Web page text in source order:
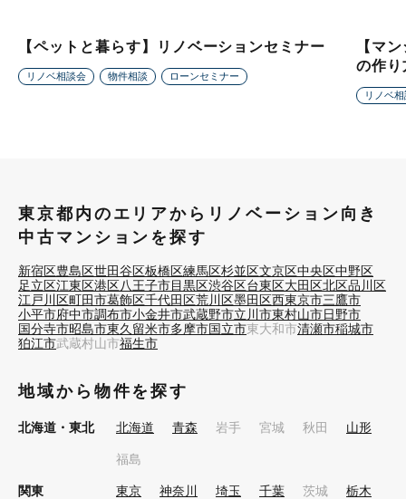
【ペットと暮らす】リノベーションセミナー
リノベ相談会 物件相談 ローンセミナー
【マ
の作り
リノベ
東京都内のエリアからリノベーション向き
中古マンションを探す
新宿区豊島区世田谷区板橋区練馬区杉並区文京区中央区中野区
足立区江東区港区八王子市目黒区渋谷区台東区大田区北区品川区
江戸川区町田市葛飾区千代田区荒川区墨田区西東京市三鷹市
小平市府中市調布市小金井市武蔵野市立川市東村山市日野市
国分寺市昭島市東久留米市多摩市国立市東大和市清瀬市稲城市
狛江市武蔵村山市福生市
地域から物件を探す
北海道・東北 北海道 青森 岩手 宮城 秋田 山形
福島
関東 東京 神奈川 埼玉 千葉 茨城 栃木